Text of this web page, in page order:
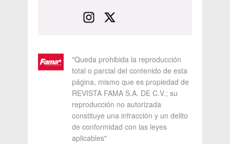
"Queda prohibida la reproducción
total o parcial del contenido de esta
página, mismo que es propiedad de
REVISTA FAMA S.A. DE C.V.; su
reproducción no autorizada
constituye una infracción y un delito
de conformidad con las leyes
aplicables"